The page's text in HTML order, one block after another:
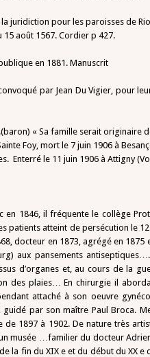
la juridiction pour les paroisses de
15 août 1567. Cordier p 427.
en 1881. Manuscrit
par Jean Du Vigier, pour
« Sa famille serait originaire
Foy, mort le 7 juin 1906 à
Enterré le 11 juin 1906 à Attigny
en 1846, il fréquente le collège
patients atteint de persécution le
docteur en 1873, agrégé en 1875
aux pansements
d’organes et, au cours de la
des plaies… En chirurgie il
attaché à son oeuvre
par son maître Paul Broca.
de 1897 à 1902. De nature très
musée …familier du docteur
la fin du XIX e et du début du XX